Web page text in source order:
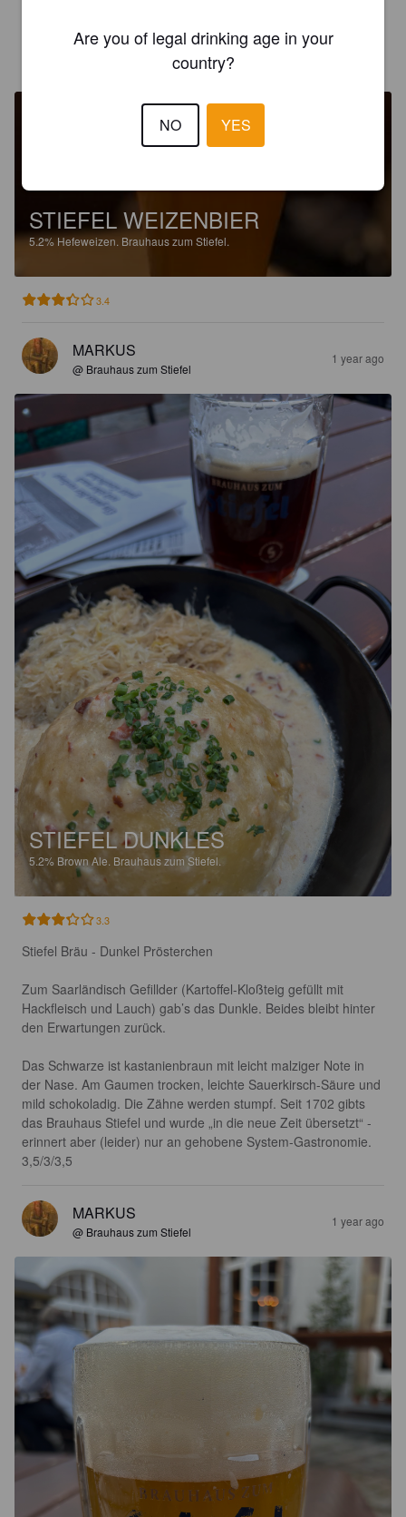
STIEFEL WEIZENBIER
5.2%Hefeweizen. Brauhaus zum Stiefel.
3.4
MARKUS
@ Brauhaus zum Stiefel
1 year ago
STIEFEL DUNKLES
5.2% Brown Ale. Brauhaus zum Stiefel.
3.3
Stiefel Bräu - Dunkel Prösterchen
Zum Saarländisch Gefillder (Kartoffel-Kloßteig gefüllt mit
Hackfleisch und Lauch) gab’s das Dunkle. Beides bleibt hinter
den Erwartungen zurück.
Das Schwarze ist kastanienbraun mit leicht malziger Note in
der Nase. Am Gaumen trocken, leichte Sauerkirsch-Säure und
mild schokoladig. Die Zähne werden stumpf. Seit 1702 gibts
das Brauhaus Stiefel und wurde „in die neue Zeit übersetzt“ -
erinnert aber (leider) nur an gehobene System-Gastronomie.
3,5/3/3,5
MARKUS
@ Brauhaus zum Stiefel
1 year ago
Are you of legal drinking age in your
country?
NO YES